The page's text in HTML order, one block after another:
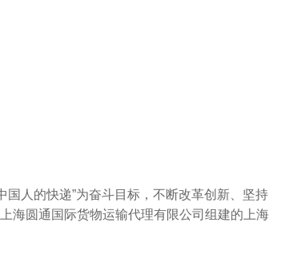
人的快递”为奋斗目标，不断改革创新、坚持
海圆通国际货物运输代理有限公司组建的上海